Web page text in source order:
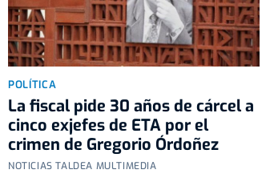
POLÍTICA
La fiscal pide 30 años de cárcel a
cinco exjefes de ETA por el
crimen de Gregorio Órdoñez
NOTICIAS TALDEA MULTIMEDIA